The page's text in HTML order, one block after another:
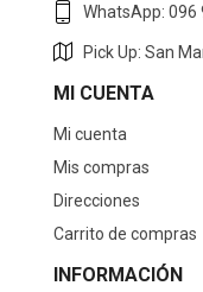
WhatsApp: 096
Pick Up: San
MI CUENTA
Mi cuenta
Mis compras
Direcciones
Carrito de compras
INFORMACIÓN